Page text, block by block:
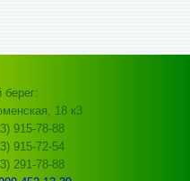
берег:
18 к3
915-78-88
915-72-54
291-78-88